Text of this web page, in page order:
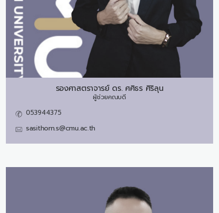
รองศาสตราจารย์ ดร. ศศิธร ศิริลุน
ผู้ช่วยคณบดี
053944375
sasithorn.s@cmu.ac.th